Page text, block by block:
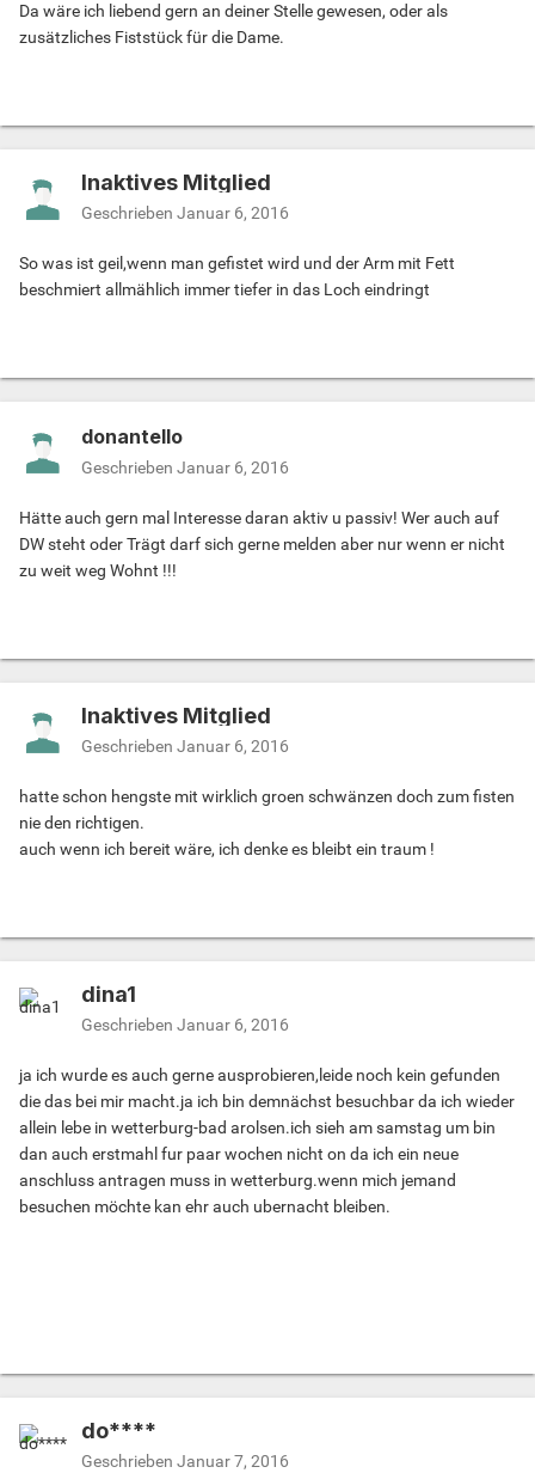
Da wäre ich liebend gern an deiner Stelle gewesen, oder als
zusätzliches Fiststück für die Dame.
Inaktives Mitglied
Geschrieben Januar 6, 2016
So was ist geil,wenn man gefistet wird und der Arm mit Fett
beschmiert allmählich immer tiefer in das Loch eindringt
donantello
Geschrieben Januar 6, 2016
Hätte auch gern mal Interesse daran aktiv u passiv! Wer auch auf
DW steht oder Trägt darf sich gerne melden aber nur wenn er nicht
zu weit weg Wohnt !!!
Inaktives Mitglied
Geschrieben Januar 6, 2016
hatte schon hengste mit wirklich groen schwänzen doch zum fisten
nie den richtigen.
auch wenn ich bereit wäre, ich denke es bleibt ein traum !
dina1
Geschrieben Januar 6, 2016
ja ich wurde es auch gerne ausprobieren,leide noch kein gefunden
die das bei mir macht.ja ich bin demnächst besuchbar da ich wieder
allein lebe in wetterburg-bad arolsen.ich sieh am samstag um bin
dan auch erstmahl fur paar wochen nicht on da ich ein neue
anschluss antragen muss in wetterburg.wenn mich jemand
besuchen möchte kan ehr auch ubernacht bleiben.
do****
Geschrieben Januar 7, 2016